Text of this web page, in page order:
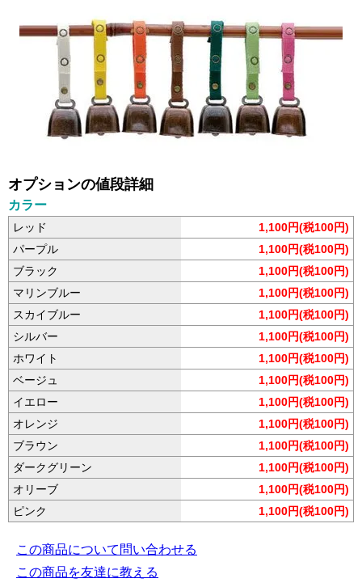
オプションの値段詳細
カラー
レッド
1,100円(税100円)
パープル
1,100円(税100円)
ブラック
1,100円(税100円)
マリンブルー
1,100円(税100円)
スカイブルー
1,100円(税100円)
シルバー
1,100円(税100円)
ホワイト
1,100円(税100円)
ベージュ
1,100円(税100円)
イエロー
1,100円(税100円)
オレンジ
1,100円(税100円)
ブラウン
1,100円(税100円)
ダークグリーン
1,100円(税100円)
オリーブ
1,100円(税100円)
ピンク
1,100円(税100円)
この商品について問い合わせる
この商品を友達に教える